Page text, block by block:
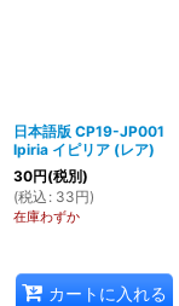
日本語版 CP19-JP001
Ipiria イピリア (レア)
30円(税別)
(税込 : 33円)
在庫わずか
カートに入れる